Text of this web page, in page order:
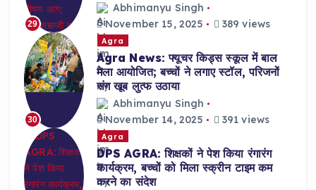
29
Abhimanyu Singh
November 15, 2025
389 views
30
Agra
Agra News: फ्यूचर किड्स स्कूल में बाल
मेला आयोजित; बच्चों ने लगाए स्टॉल, परिजनों
संग खूब लुत्फ उठाया
Abhimanyu Singh
November 14, 2025
391 views
Agra
DPS AGRA: शिक्षकों ने पेश किया रंगारंग
कार्यक्रम, बच्चों को मिला स्क्रीन टाइम कम
करने का संदेश